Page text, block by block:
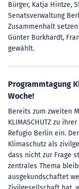
Bürger, Katja Hintze,
Senatsverwaltung
Zusammenhalt
Günter Burkhardt,
gewählt.
Programmtagung
Woche!
Bereits zum zweiten
KLIMASCHUTZ zu
Refugio Berlin ein.
Klimaschutz als
dass nicht zur Frage
zentrales Thema
ausgekundschaftet